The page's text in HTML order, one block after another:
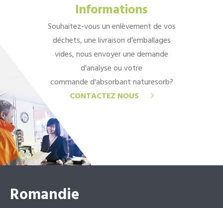
Informations
Souhaitez-vous un enlèvement de vos
déchets, une livraison d'emballages
vides, nous envoyer une demande
d'analyse ou votre
commande d'absorbant naturesorb?
CONTACTEZ NOUS
Romandie